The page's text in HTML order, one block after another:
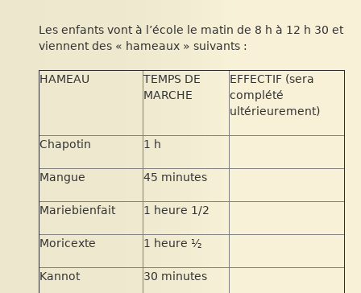
Les enfants vont à l’école le matin de 8 h à 12 h 30 et
viennent des « hameaux » suivants :
HAMEAU
TEMPS DE
MARCHE
EFFECTIF (sera
complété
ultérieurement)
Chapotin 1 h
Mangue 45 minutes
Mariebienfait 1 heure 1/2
Moricexte 1 heure ½
Kannot 30 minutes